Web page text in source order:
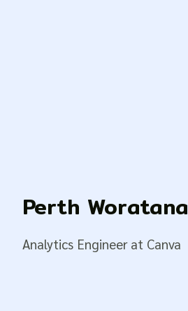
Perth Woratana
Analytics Engineer at Canva